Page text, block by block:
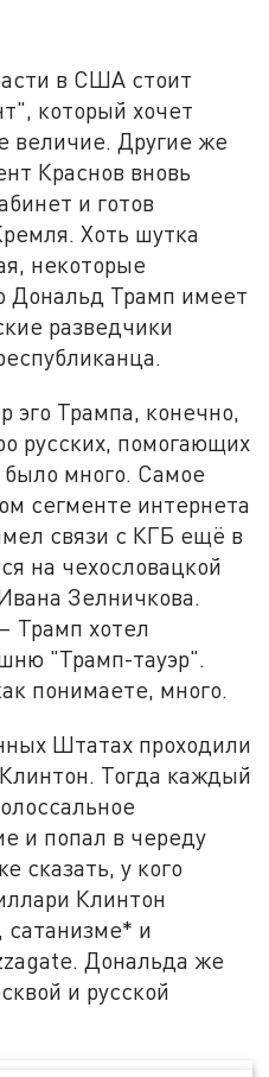
в США стоит
который хочет
величие. Другие же
Краснов вновь
и готов
Хоть шутка
некоторые
Дональд Трамп имеет
разведчики
эго Трампа, конечно,
русских, помогающих
было много. Самое
сегменте интернета
связи с КГБ ещё в
на чехословацкой
Зелничкова.
Трамп хотел
"Трамп-тауэр".
понимаете, много.
Штатах проходили
Тогда каждый
и попал в череду
сказать, у кого
Клинтон
сатанизме* и
Дональда же
и русской